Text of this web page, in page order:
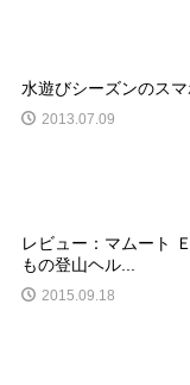
水遊びシーズンのス
2013.07.09
レビュー：マムート
もの登山ヘル...
2015.09.18